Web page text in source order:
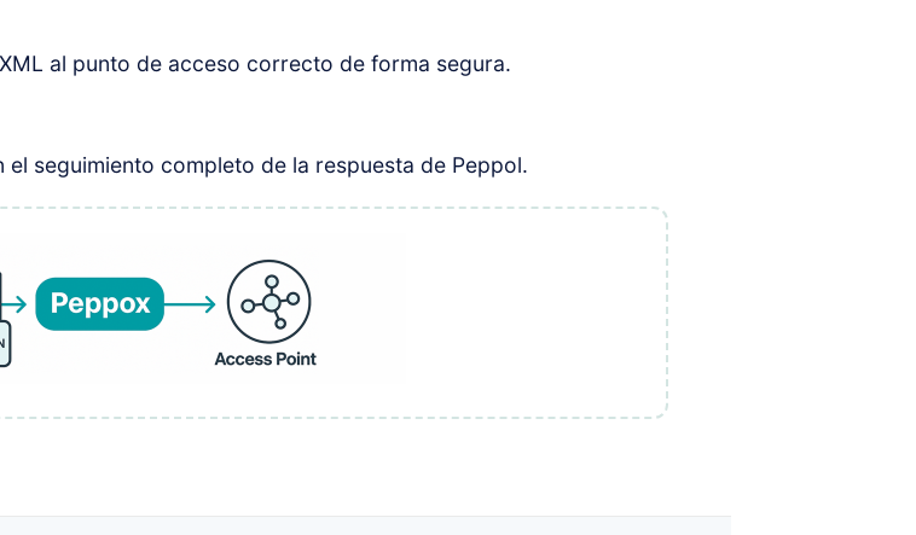
al punto de acceso correcto de forma segura.
seguimiento completo de la respuesta de Peppol.